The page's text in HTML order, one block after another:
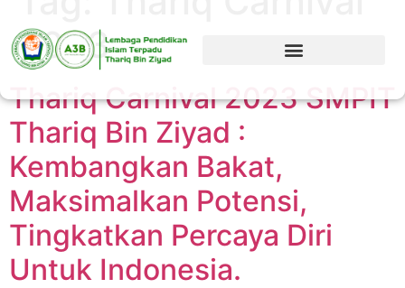
2023
Thariq Carnival 2023 SMPIT
Thariq Bin Ziyad :
Kembangkan Bakat,
Maksimalkan Potensi,
Tingkatkan Percaya Diri
Untuk Indonesia.